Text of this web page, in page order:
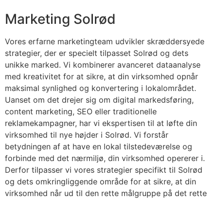
Marketing Solrød
Vores erfarne marketingteam udvikler skræddersyede
strategier, der er specielt tilpasset Solrød og dets
unikke marked. Vi kombinerer avanceret dataanalyse
med kreativitet for at sikre, at din virksomhed opnår
maksimal synlighed og konvertering i lokalområdet.
Uanset om det drejer sig om digital markedsføring,
content marketing, SEO eller traditionelle
reklamekampagner, har vi ekspertisen til at løfte din
virksomhed til nye højder i Solrød. Vi forstår
betydningen af at have en lokal tilstedeværelse og
forbinde med det nærmiljø, din virksomhed opererer i.
Derfor tilpasser vi vores strategier specifikt til Solrød
og dets omkringliggende område for at sikre, at din
virksomhed når ud til den rette målgruppe på det rette